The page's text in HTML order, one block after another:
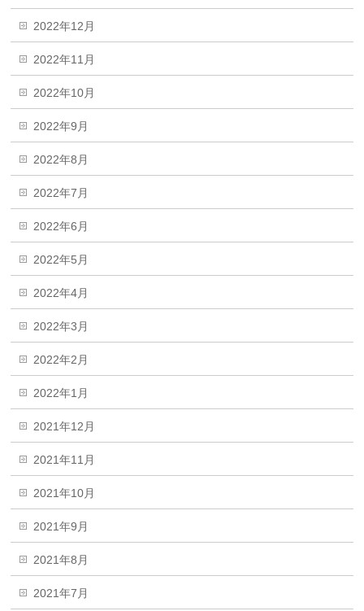
2022年12月
2022年11月
2022年10月
2022年9月
2022年8月
2022年7月
2022年6月
2022年5月
2022年4月
2022年3月
2022年2月
2022年1月
2021年12月
2021年11月
2021年10月
2021年9月
2021年8月
2021年7月